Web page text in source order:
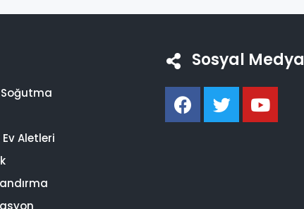
Aletleri
Sosyal Medya